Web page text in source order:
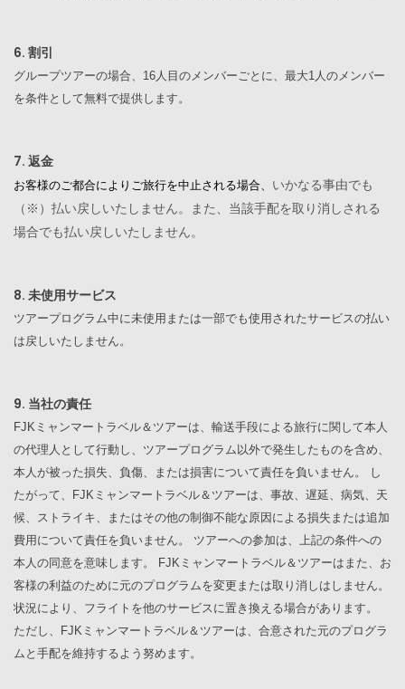
6. 割引
グループツアーの場合、 16 人目のメンバーごとに、最大1 人のメンバー
を条件として無料で提供します。
7. 返金
お客様のご都合によりご旅行を中止される場合、 いかなる事由でも
（※）払い戻しいたしません。また、当該手配を取り消しされる
場合でも払い戻しいたしません。
8. 未使用サービス
ツアープログラム中に未使用または一部でも使用されたサービスの払い
は戻しいたしません。
9. 当社の責任
FJK ミャンマートラベル＆ツアーは、輸送手段による旅行に関して本人
の代理人として行動し、ツアープログラム以外で発生したものを含め、
本人が被った損失、負傷、または損害について責任を負いません。 し
たがって、 FJK ミャンマートラベル＆ツアーは、事故、遅延、病気、天
候、ストライキ、またはその他の制御不能な原因による損失または追加
費用について責任を負いません。 ツアーへの参加は、上記の条件への
本人の同意を意味します。
FJK ミャンマートラベル＆ツアーはまた、お
客様の利益のために元のプログラムを変更または取り消しはしません。
状況により、フライトを他のサービスに置き換える場合があります。
ただし、 FJK ミャンマートラベル＆ツアーは、合意された元のプログラ
ムと手配を維持するよう努めます。